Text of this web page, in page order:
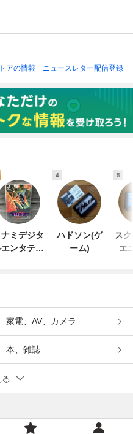
アの情報
ニュースレター配信登録
ナミデジタ
エンタテイ
4
ハドソン(ゲ
ーム)
5
ス
エ
家電、AV、カメラ
本、雑誌